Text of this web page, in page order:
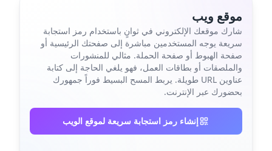
موقع ويب
شارك موقعك الإلكتروني في ثوانٍ باستخدام رمز استجابة
سريعة يوجه المستخدمين مباشرة إلى صفحتك الرئيسية أو
صفحة الهبوط أو صفحة الحملة. مثالي للمنشورات
والملصقات أو بطاقات العمل، فهو يلغي الحاجة إلى كتابة
عناوين URL طويلة. يربط المسح البسيط فوراً جمهورك
بحضورك عبر الإنترنت.
إنشاء رمز استجابة سريعة لموقع الويب